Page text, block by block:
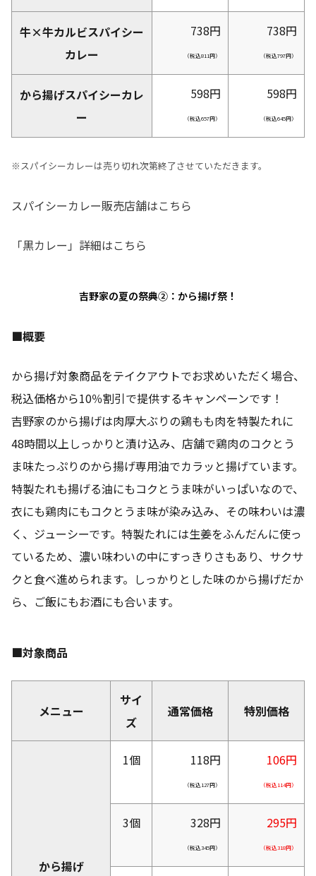
牛×牛カルビスパイシー
カレー
738円
（税込811円）
738円
（税込797円）
から揚げスパイシーカレ
ー
598円
（税込657円）
598円
（税込645円）
※スパイシーカレーは売り切れ次第終了させていただきます。
スパイシーカレー販売店舗はこちら
「黒カレー」詳細はこちら
吉野家の夏の祭典②： から揚げ祭！
■概要
から揚げ対象商品をテイクアウトでお求めいただく場合、
税込価格から10％割引で提供するキャンペーンです！
吉野家のから揚げは肉厚大ぶりの鶏もも肉を特製たれに
48時間以上しっかりと漬け込み、店舗で鶏肉のコクとう
ま味たっぷりのから揚げ専用油でカラッと揚げています。
特製たれも揚げる油にもコクとうま味がいっぱいなので、
衣にも鶏肉にもコクとうま味が染み込み、その味わいは濃
く、ジューシーです。特製たれには生姜をふんだんに使っ
ているため、濃い味わいの中にすっきりさもあり、サクサ
クと食べ進められます。しっかりとした味のから揚げだか
ら、ご飯にもお酒にも合います。
■対象商品
メニュー
サイ
ズ
通常価格 特別価格
から揚げ
1個 118円
（税込127円）
106円
（税込114円）
3個 328円
（税込345円）
295円
（税込318円）